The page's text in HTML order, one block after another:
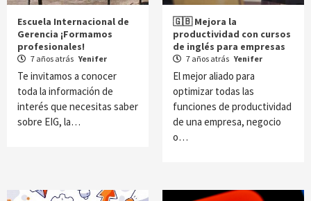
Escuela Internacional de
Gerencia ¡Formamos
profesionales!
7 años atrás Yenifer
Te invitamos a conocer
toda la información de
interés que necesitas saber
sobre EIG, la…
🇬🇧 Mejora la
productividad con cursos
de inglés para empresas
7 años atrás Yenifer
El mejor aliado para
optimizar todas las
funciones de productividad
de una empresa, negocio
o…